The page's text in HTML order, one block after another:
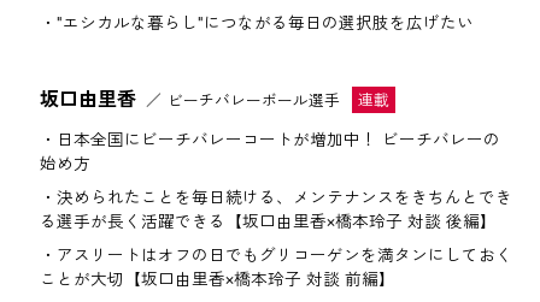
"エシカルな暮らし"につながる毎日の選択肢を広げたい
坂口由里香 ビーチバレーボール選手
日本全国にビーチバレーコートが増加中！ ビーチバレーの
始め方
決められたことを毎日続ける、メンテナンスをきちんとでき
る選手が長く活躍できる【坂口由里香×橋本玲子 対談 後編】
アスリートはオフの日でもグリコーゲンを満タンにしておく
ことが大切【坂口由里香×橋本玲子 対談 前編】